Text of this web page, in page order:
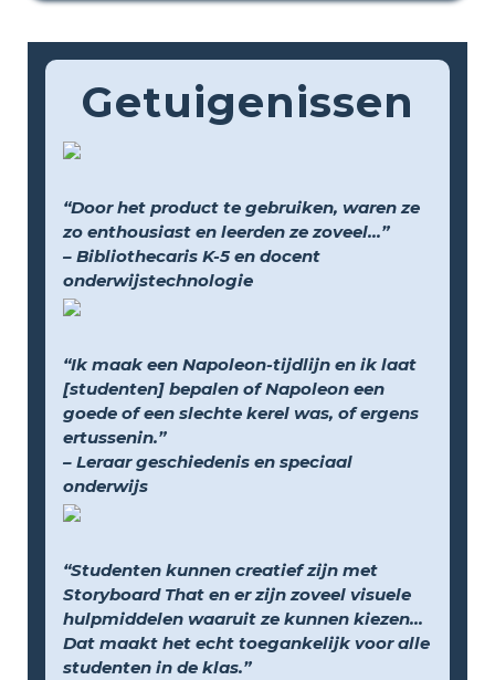
Getuigenissen
“Door het product te gebruiken, waren ze
zo enthousiast en leerden ze zoveel...”
– Bibliothecaris K-5 en docent
onderwijstechnologie
“Ik maak een Napoleon-tijdlijn en ik laat
[studenten] bepalen of Napoleon een
goede of een slechte kerel was, of ergens
ertussenin.”
– Leraar geschiedenis en speciaal
onderwijs
“Studenten kunnen creatief zijn met
Storyboard That en er zijn zoveel visuele
hulpmiddelen waaruit ze kunnen kiezen...
Dat maakt het echt toegankelijk voor alle
studenten in de klas.”